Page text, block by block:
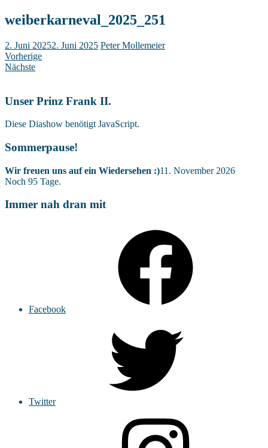
weiberkarneval_2025_251
2. Juni 20252. Juni 2025 Peter Mollemeier
Vorherige
Nächste
Unser Prinz Frank II.
Diese Diashow benötigt JavaScript.
Sommerpause!
Wir freuen uns auf ein Wiedersehen :)11. November 2026
Noch 95 Tage.
Immer nah dran mit
Facebook
Twitter